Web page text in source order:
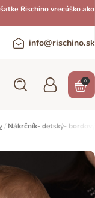
Rischino vrecúško ako
info@rischino.sk
0
/ Nákrčník- detský-